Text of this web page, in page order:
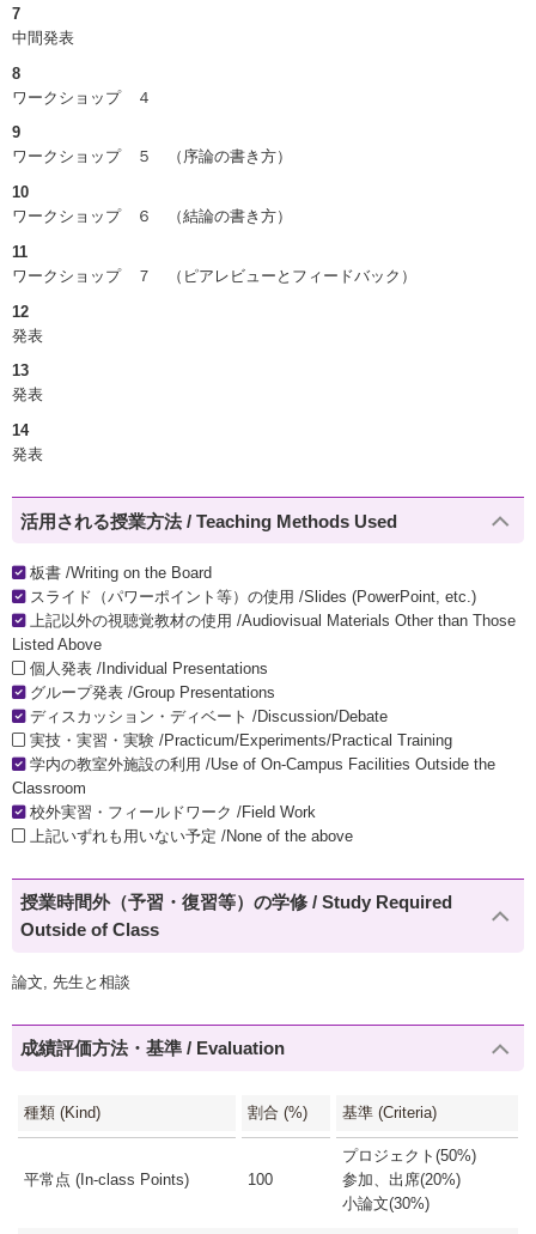
7
中間発表
8
ワークショップ ４
9
ワークショップ ５ （序論の書き方）
10
ワークショップ ６ （結論の書き方）
11
ワークショップ ７ （ピアレビューとフィードバック）
12
発表
13
発表
14
発表
活用される授業方法 / Teaching Methods Used
板書 /Writing on the Board
スライド（パワーポイント等）の使用 /Slides (PowerPoint, etc.)
上記以外の視聴覚教材の使用 /Audiovisual Materials Other than Those
Listed Above
個人発表 /Individual Presentations
グループ発表 /Group Presentations
ディスカッション・ディベート /Discussion/Debate
実技・実習・実験 /Practicum/Experiments/Practical Training
学内の教室外施設の利用 /Use of On-Campus Facilities Outside the
Classroom
校外実習・フィールドワーク /Field Work
上記いずれも用いない予定 /None of the above
授業時間外（予習・復習等）の学修 / Study Required
Outside of Class
論文, 先生と相談
成績評価方法・基準 / Evaluation
種類 (Kind) 割合 (%) 基準 (Criteria)
平常点 (In-class Points) 100
プロジェクト(50%)
参加、出席(20%)
小論文(30%)